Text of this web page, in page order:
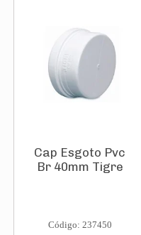
Cap Esgoto Pvc
Br 40mm Tigre
Código: 237450